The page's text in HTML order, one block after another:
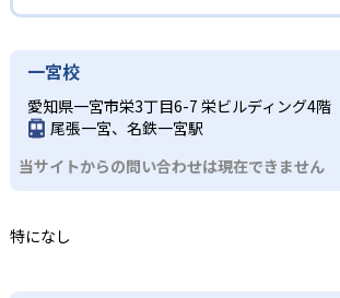
力を育む。
資格試験対策を進めたい
英語の4技能をバランス良く伸ばしつつ、
いたい場合におすすめ。グループレッスン
ション力を高めると同時に、読み書きや文
っかりサポート。
中学生
高校受験に向けた英語学力を強化したい場
る英会話レッスンに加え、日本人教師が文
サポートし、英検®など資格試験にも強い4
よく習得できる。
どんなデメリットがあ
グループレッスンが主体のため、子ども一
や理解度に合わせた個別指導を希望する場
ートレッスン（別料金）が必要となる。ま
しやすい。
子供英会話イーオンキッズは合格実績を公
していない。
一宮校
愛知県一宮市栄3丁目6-7 栄ビルディング4階
尾張一宮、名鉄一宮駅
当サイトからの問い合わせは現在できません
特になし